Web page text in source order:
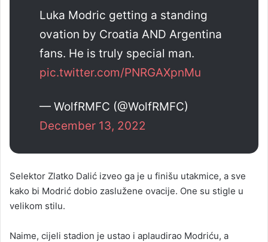
Luka Modric getting a standing
ovation by Croatia AND Argentina
fans. He is truly special man.
pic.twitter.com/PNRGAXpnMu
— WolfRMFC (@WolfRMFC)
December 13, 2022
Selektor Zlatko Dalić izveo ga je u finišu utakmice, a sve
kako bi Modrić dobio zaslužene ovacije. One su stigle u
velikom stilu.
Naime, cijeli stadion je ustao i aplaudirao Modriću, a